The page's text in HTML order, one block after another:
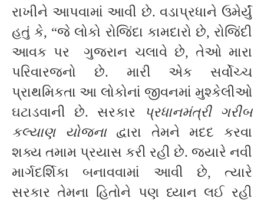
રાખીને આપવામાં આવી છે. વડાપ્રધાને ઉમેર્યું
હતું કે, “જે લોકો રોજિંદા કામદારો છે, રોજિંદી
આવક પર ગુજરાન ચલાવે છે, તેઓ મારા
પરિવારજનો છે. મારી એક સર્વોચ્ચ
પ્રાથમિકતા આ લોકોનાં જીવનમાં મુશ્કેલીઓ
ઘટાડવાની છે. સરકાર
પ્રધાનમંત્રી ગરીબ
કલ્યાણ યોજનાદ્વારા તેમને મદદ કરવા
શક્ય તમામ પ્રયાસ કરી રહી છે. જ્યારે નવી
માર્ગદર્શિકા બનાવવામાં આવી છે, ત્યારે
સરકાર તેમના હિતોને પણ ધ્યાન લઈ રહી